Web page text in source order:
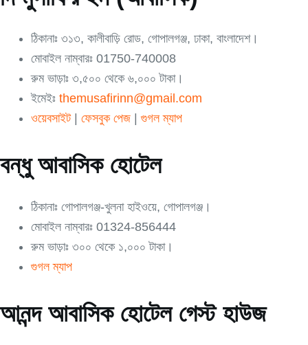
ঠিকানাঃ ৩১৩, কালীবাড়ি রোড, গোপালগঞ্জ, ঢাকা, বাংলাদেশ।
মোবাইল নাম্বারঃ 01750-740008
রুম ভাড়াঃ ৩,৫০০ থেকে ৬,০০০ টাকা।
ইমেইঃ themusafirinn@gmail.com
ওয়েবসাইট| ফেসবুক পেজ গুগল ম্যাপ
বন্ধু আবাসিক হোটেল
ঠিকানাঃ গোপালগঞ্জ-খুলনা হাইওয়ে, গোপালগঞ্জ।
মোবাইল নাম্বারঃ 01324-856444
রুম ভাড়াঃ ৩০০ থেকে ১,০০০ টাকা।
গুগল ম্যাপ
আনন্দ আবাসিক হোটেল গেস্ট হাউজ